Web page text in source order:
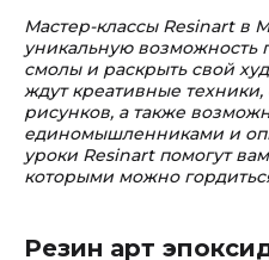
Мастер-классы Resinart в
уникальную возможность
смолы и раскрыть свой
ждут креативные
рисунков, а также
единомышленниками и
уроки Resinart помогут
которыми можно
Резин арт